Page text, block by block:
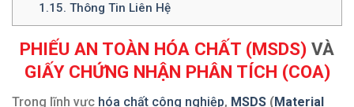
1.15. Thông Tin Liên Hệ
PHIẾU AN TOÀN HÓA CHẤT (MSDS) VÀ
GIẤY CHỨNG NHẬN PHÂN TÍCH (COA)
Trong lĩnh vực hóa chất công nghiệp, MSDS (Material